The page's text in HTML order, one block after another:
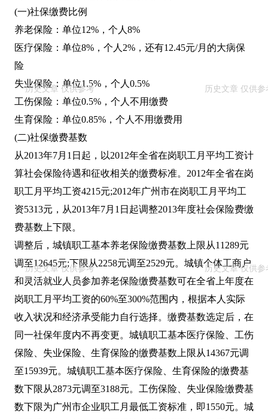
(一)社保缴费比例
养老保险：单位12%，个人8%
医疗保险：单位8%，个人2%，还有12.45元/月的大病保
险
失业保险：单位1.5%，个人0.5%
工伤保险：单位0.5%，个人不用缴费
生育保险：单位0.85%，个人不用缴费用
(二)社保缴费基数
从2013年7月1日起，以2012年全省在岗职工月平均工资计
算社会保险待遇和征收相关的缴费标准。2012年全省在岗
职工月平均工资4215元;2012年广州市在岗职工月平均工
资5313元，从2013年7月1日起调整2013年度社会保险费缴
费基数上下限。
调整后，城镇职工基本养老保险缴费基数上限从11289元
调至12645元;下限从2258元调至2529元。城镇个体工商户
和灵活就业人员参加养老保险缴费基数可在全省上年度在
岗职工月平均工资的60%至300%范围内，根据本人实际
收入状况和经济承受能力自行选择。缴费基数选定后，在
同一社保年度内不再变更。城镇职工基本医疗保险、工伤
保险、失业保险、生育保险的缴费基数上限从14367元调
至15939元。城镇职工基本医疗保险、生育保险的缴费基
数下限从2873元调至3188元。工伤保险、失业保险缴费基
数下限为广州市企业职工月最低工资标准，即1550元。城